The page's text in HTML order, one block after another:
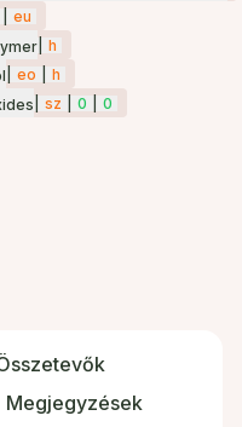
eu
h
eo
h
sz 0
0
Megjegyzések